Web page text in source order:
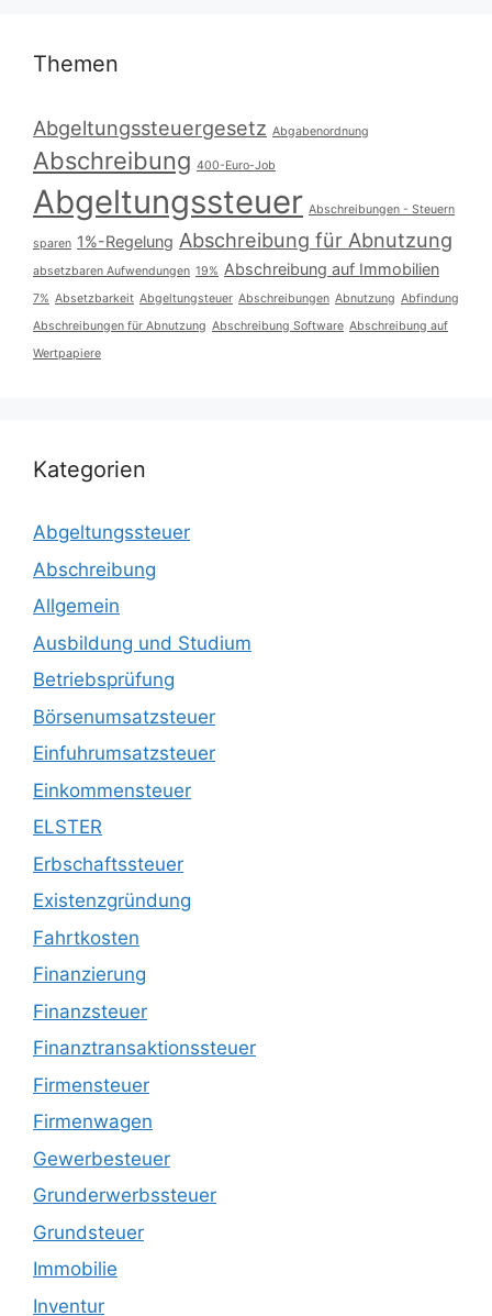
Themen
Abgeltungssteuergesetz Abgabenordnung
Abschreibung 400-Euro-Job
Abgeltungssteuer Abschreibungen - Steuern
sparen 1%-Regelung Abschreibung für Abnutzung
absetzbaren Aufwendungen 19% Abschreibung auf Immobilien
7% Absetzbarkeit Abgeltungsteuer Abschreibungen Abnutzung Abfindung
Abschreibungen für Abnutzung Abschreibung Software Abschreibung auf
Wertpapiere
Kategorien
Abgeltungssteuer
Abschreibung
Allgemein
Ausbildung und Studium
Betriebsprüfung
Börsenumsatzsteuer
Einfuhrumsatzsteuer
Einkommensteuer
ELSTER
Erbschaftssteuer
Existenzgründung
Fahrtkosten
Finanzierung
Finanzsteuer
Finanztransaktionssteuer
Firmensteuer
Firmenwagen
Gewerbesteuer
Grunderwerbssteuer
Grundsteuer
Immobilie
Inventur